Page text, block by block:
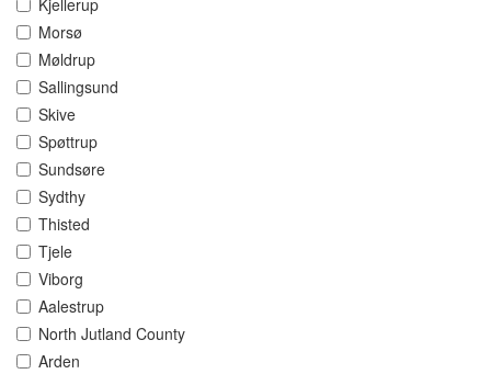
Kjellerup
Morsø
Møldrup
Sallingsund
Skive
Spøttrup
Sundsøre
Sydthy
Thisted
Tjele
Viborg
Aalestrup
North Jutland County
Arden